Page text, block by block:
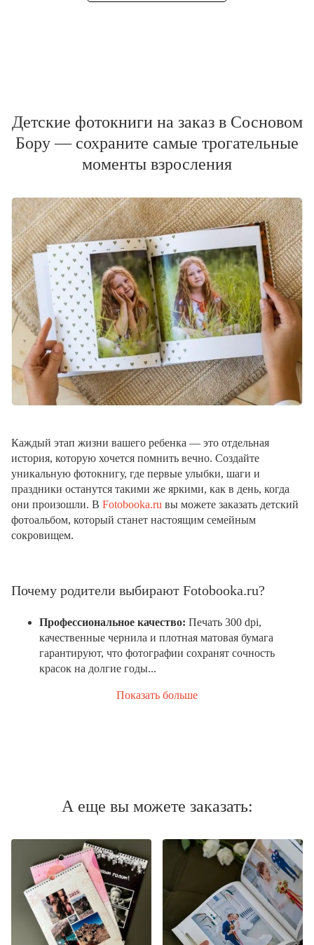
Детские фотокниги на заказ в Сосновом
Бору — сохраните самые трогательные
моменты взросления
Каждый этап жизни вашего ребенка — это отдельная
история, которую хочется помнить вечно. Создайте
уникальную фотокнигу, где первые улыбки, шаги и
праздники останутся такими же яркими, как в день, когда
они произошли. В Fotobooka.ru вы можете заказать детский
фотоальбом, который станет настоящим семейным
сокровищем.
Почему родители выбирают Fotobooka.ru?
Профессиональное качество: Печать 300 dpi,
качественные чернила и плотная матовая бумага
гарантируют, что фотографии сохранят сочность
красок на долгие годы...
Показать больше
А еще вы можете заказать: